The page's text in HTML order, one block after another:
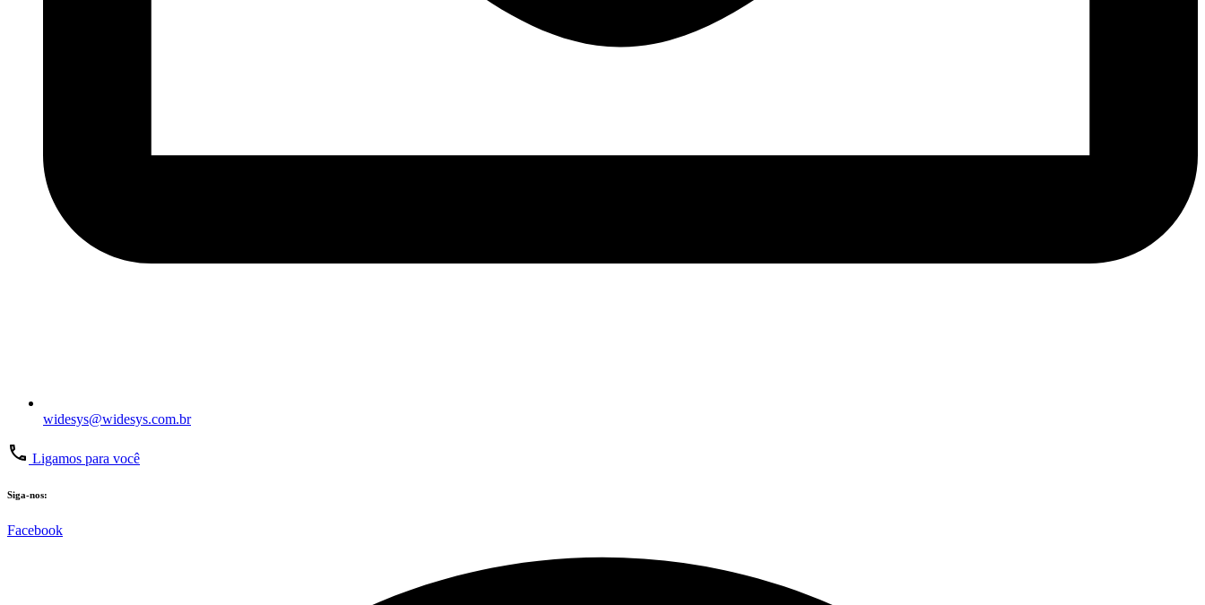
widesys@widesys.com.br
Ligamos para você
Siga-nos:
Facebook